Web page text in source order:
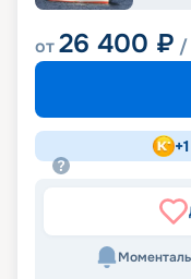
от26 400 ₽ /
+